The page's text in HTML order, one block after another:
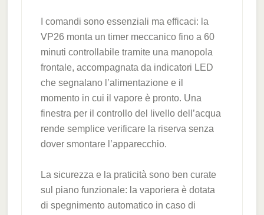
I comandi sono essenziali ma efficaci: la
VP26 monta un timer meccanico fino a 60
minuti controllabile tramite una manopola
frontale, accompagnata da indicatori LED
che segnalano l’alimentazione e il
momento in cui il vapore è pronto. Una
finestra per il controllo del livello dell’acqua
rende semplice verificare la riserva senza
dover smontare l’apparecchio.
La sicurezza e la praticità sono ben curate
sul piano funzionale: la vaporiera è dotata
di spegnimento automatico in caso di